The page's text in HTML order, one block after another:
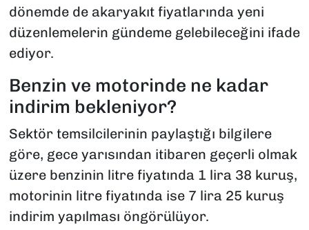
dönemde de akaryakıt fiyatlarında yeni
düzenlemelerin gündeme gelebileceğini ifade
ediyor.
Benzin ve motorinde ne kadar
indirim bekleniyor?
Sektör temsilcilerinin paylaştığı bilgilere
göre, gece yarısından itibaren geçerli olmak
üzere benzinin litre fiyatında 1 lira 38 kuruş,
motorinin litre fiyatında ise 7 lira 25 kuruş
indirim yapılması öngörülüyor.